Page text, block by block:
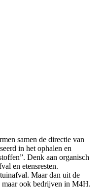
samen de directie van
in het ophalen en
Denk aan organisch
en etensresten.
Maar dan uit de
maar ook bedrijven in M4H.